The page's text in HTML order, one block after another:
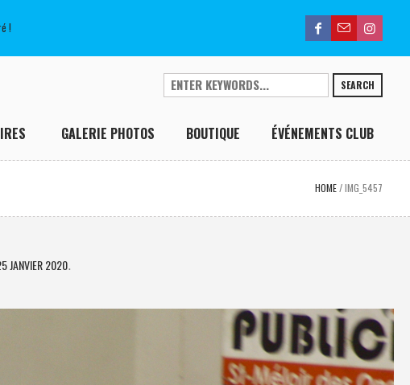
!
SEARCH
GALERIE PHOTOS BOUTIQUE ÉVÉNEMENTS CLUB
HOME /IMG_5457
JANVIER 2020.